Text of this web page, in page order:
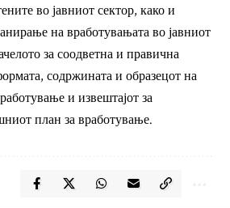
во јавниот сектор, како и
на вработувањата во јавниот
за соодветна и правична
содржината и образецот на
и извештајот за
план за вработување.